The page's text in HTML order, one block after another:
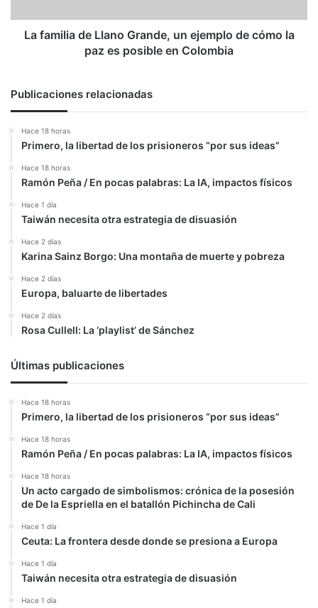
cómo
en
La familia de Llano Grande, un ejemplo de cómo la
paz es posible en Colombia
Publicaciones relacionadas
Hace 18 horas
Primero, la libertad de los prisioneros “por sus ideas”
Hace 18 horas
Ramón Peña / En pocas palabras: La IA, impactos físicos
Hace 1 día
Taiwán necesita otra estrategia de disuasión
Hace 2 días
Karina Sainz Borgo: Una montaña de muerte y pobreza
Hace 2 días
Europa, baluarte de libertades
Hace 2 días
Rosa Cullell: La ‘playlist’ de Sánchez
Últimas publicaciones
Hace 18 horas
Primero, la libertad de los prisioneros “por sus ideas”
Hace 18 horas
Ramón Peña / En pocas palabras: La IA, impactos físicos
Hace 18 horas
Un acto cargado de simbolismos: crónica de la posesión
de De la Espriella en el batallón Pichincha de Cali
Hace 1 día
Ceuta: La frontera desde donde se presiona a Europa
Hace 1 día
Taiwán necesita otra estrategia de disuasión
Hace 1 día